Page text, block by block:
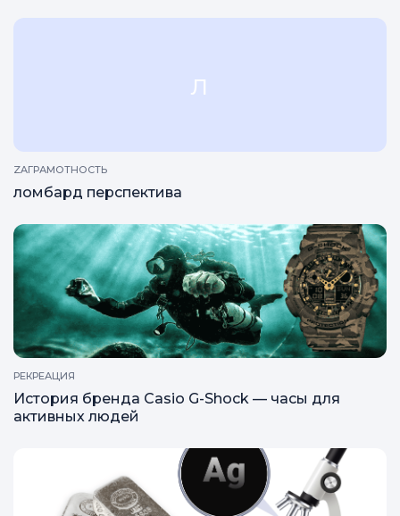
л
ZAГРАМОТНОСТЬ
ломбард перспектива
РЕКРЕАЦИЯ
История бренда Casio G-Shock — часы для
активных людей